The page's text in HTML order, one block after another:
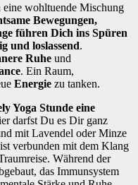
wohltuende Mischung
Bewegungen,
führen Dich ins Spüren
und loslassend.
Ruhe und
. Ein Raum,
Energie zu tanken.
Yoga Stunde eine
darfst Du es Dir ganz
mit Lavendel oder Minze
verbunden mit dem Klang
Während der
das Immunsystem